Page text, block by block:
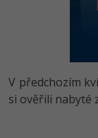
SQL
C#
PHP
V předchozím
si ověřili nabyté